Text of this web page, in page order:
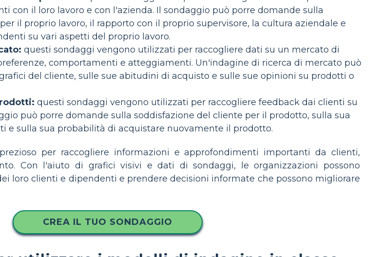
con il loro lavoro e con l'azienda. Il sondaggio può porre domande sulla
il proprio lavoro, il rapporto con il proprio supervisore, la cultura aziendale e
su vari aspetti del proprio lavoro.
questi sondaggi vengono utilizzati per raccogliere dati su un mercato di
comportamenti e atteggiamenti. Un'indagine di ricerca di mercato può
del cliente, sulle sue abitudini di acquisto e sulle sue opinioni su prodotti o
questi sondaggi vengono utilizzati per raccogliere feedback dai clienti su
può porre domande sulla soddisfazione del cliente per il prodotto, sulla sua
e sulla sua probabilità di acquistare nuovamente il prodotto.
per raccogliere informazioni e approfondimenti importanti da clienti,
Con l'aiuto di grafici visivi e dati di sondaggi, le organizzazioni possono
loro clienti e dipendenti e prendere decisioni informate che possono migliorare
CREA IL TUO SONDAGGIO